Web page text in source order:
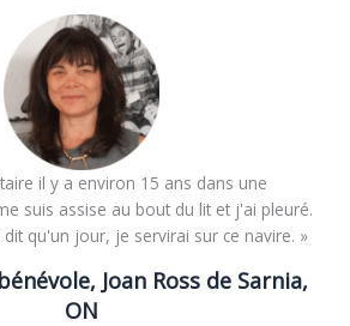
il y a environ 15 ans dans une
suis assise au bout du lit et j'ai pleuré.
qu'un jour, je servirai sur ce navire. »
Joan Ross de Sarnia,
ON